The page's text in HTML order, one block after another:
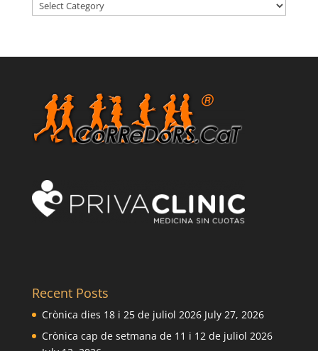
Categories
Recent Posts
Crònica dies 18 i 25 de juliol 2026 July 27, 2026
Crònica cap de setmana de 11 i 12 de juliol 2026